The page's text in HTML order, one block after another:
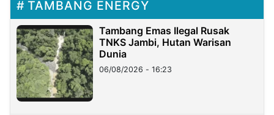
TAMBANG ENERGY
Tambang Emas Ilegal Rusak
TNKS Jambi, Hutan Warisan
Dunia
06/08/2026 - 16:23